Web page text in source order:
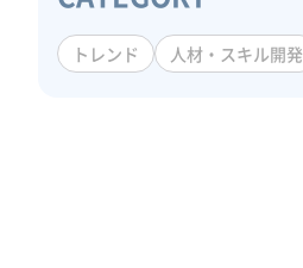
トレンド 人材・スキル開発